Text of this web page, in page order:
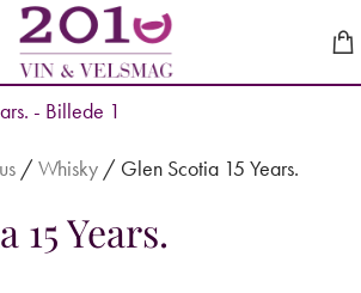
/ Whisky / Glen Scotia 15 Years.
15 Years.